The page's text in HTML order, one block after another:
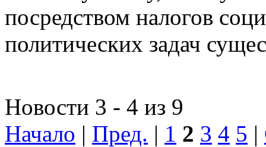
посредством налогов
политических задач
Новости 3 - 4 из 9
Начало | Пред. | 1 2 3 4 5 |